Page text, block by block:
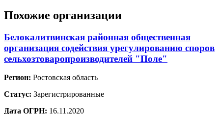
Похожие организации
Белокалитвинская районная общественная
организация содействия урегулированию споров
сельхозтоваропроизводителей "Поле"
Регион: Ростовская область
Статус: Зарегистрированные
Дата ОГРН: 16.11.2020